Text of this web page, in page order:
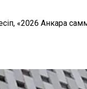
«2026 Анкара